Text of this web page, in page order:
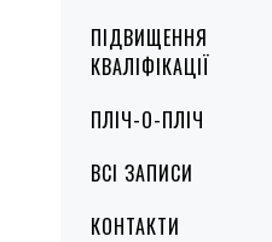
ПІДВИЩЕННЯ
КВАЛІФІКАЦІЇ
ПЛІЧ-О-ПЛІЧ
ВСІ ЗАПИСИ
КОНТАКТИ